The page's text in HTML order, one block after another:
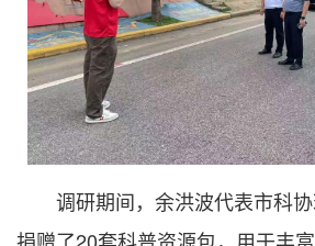
调研期间，余洪波代表市科